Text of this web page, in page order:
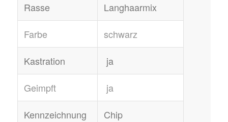
Rasse Langhaarmix
Farbe schwarz
Kastration ja
Geimpft ja
Kennzeichnung Chip